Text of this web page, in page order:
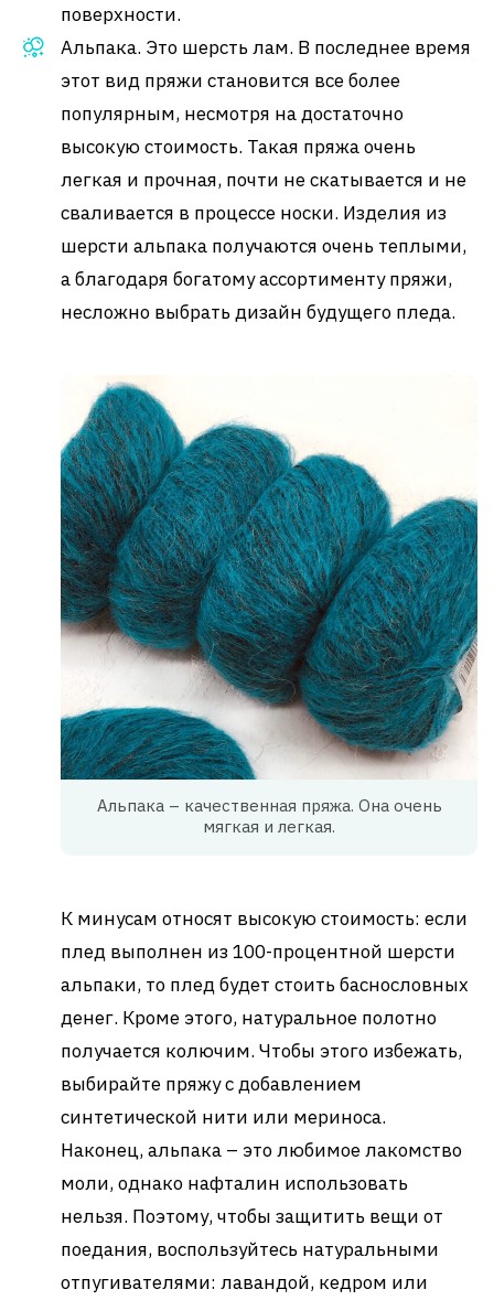
поверхности.
Альпака. Это шерсть лам. В последнее время
этот вид пряжи становится все более
популярным, несмотря на достаточно
высокую стоимость. Такая пряжа очень
легкая и прочная, почти не скатывается и не
сваливается в процессе носки. Изделия из
шерсти альпака получаются очень теплыми,
а благодаря богатому ассортименту пряжи,
несложно выбрать дизайн будущего пледа.
Альпака – качественная пряжа. Она очень
мягкая и легкая.
К минусам относят высокую стоимость: если
плед выполнен из 100-процентной шерсти
альпаки, то плед будет стоить баснословных
денег. Кроме этого, натуральное полотно
получается колючим. Чтобы этого избежать,
выбирайте пряжу с добавлением
синтетической нити или мериноса.
Наконец, альпака – это любимое лакомство
моли, однако нафталин использовать
нельзя. Поэтому, чтобы защитить вещи от
поедания, воспользуйтесь натуральными
отпугивателями: лавандой, кедром или